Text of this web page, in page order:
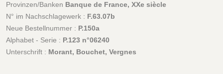
Provinzen/Banken Banque de France, XXe siècle
N° im Nachschlagewerk : F.63.07b
Neue Bestellnummer : P.150a
Alphabet - Serie : P.123 n°06240
Unterschrift : Morant, Bouchet, Vergnes